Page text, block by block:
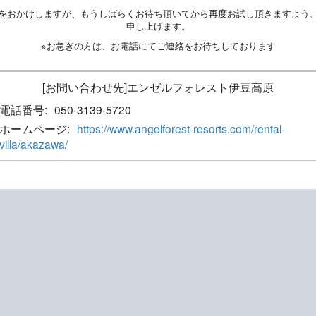
おかけしますが、もうしばらくお待ち頂いてから再度お試し頂きますよう
申し上げます。
※お急ぎの方は、お電話にてご連絡をお待ちしております
[お問い合わせ先]エンゼルフォレスト伊豆高原
電話番号: 050-3139-5720
ホームページ: https://www.angelforest-resorts.com/rental-
villa/akazawa/